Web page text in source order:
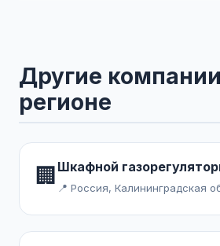
Другие
регионе
🏢 Шкафной